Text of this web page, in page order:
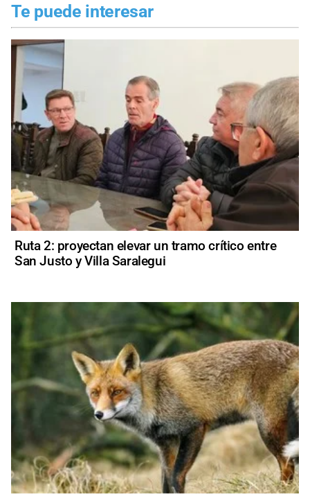
Te puede interesar
Ruta 2: proyectan elevar un tramo crítico entre
San Justo y Villa Saralegui